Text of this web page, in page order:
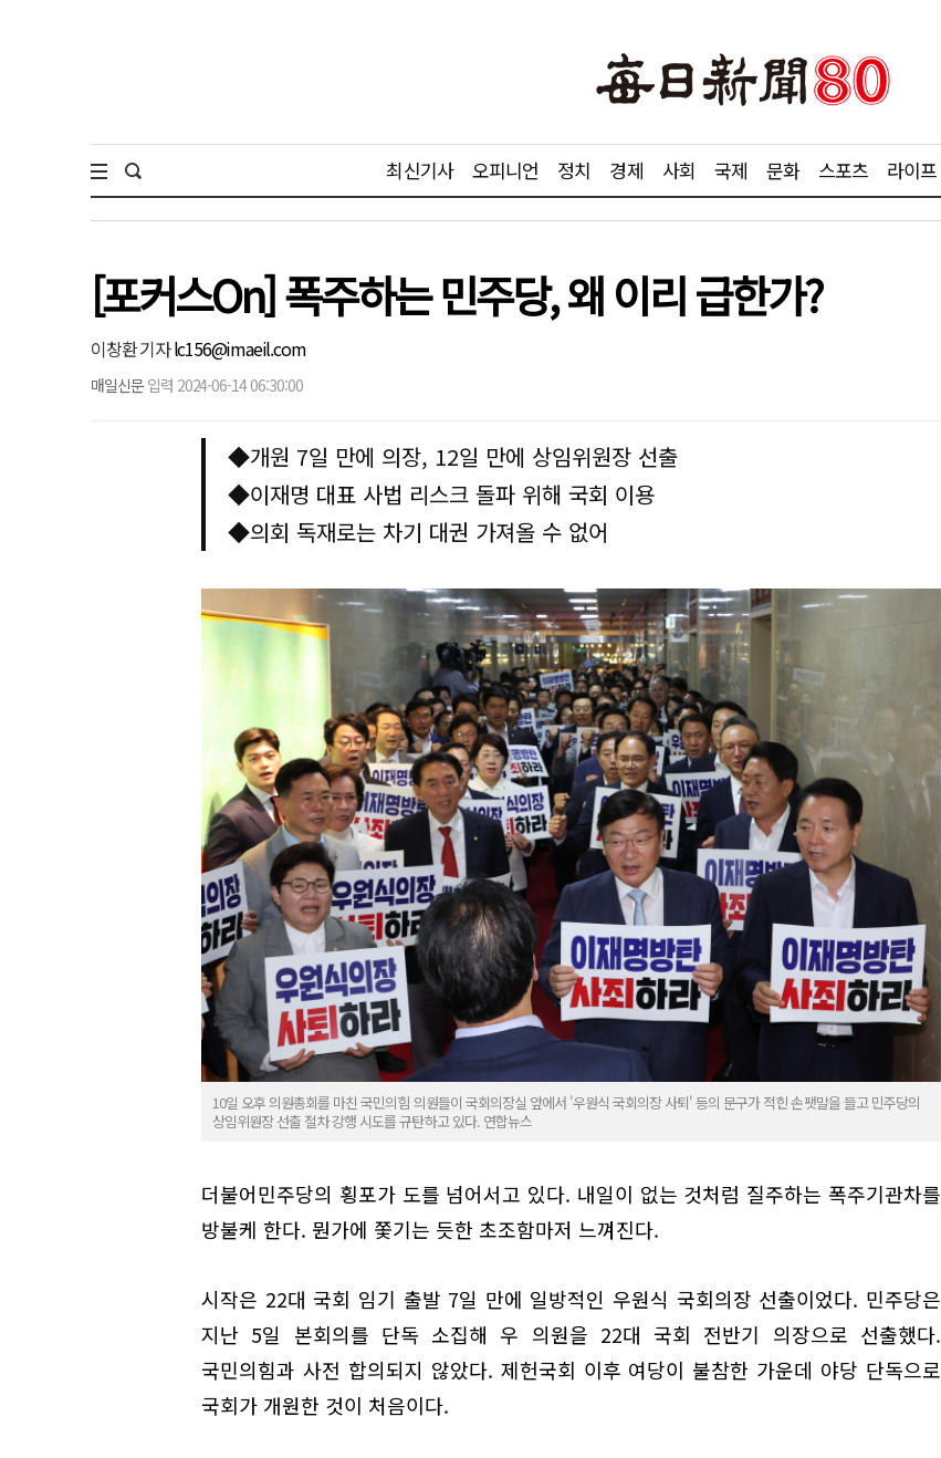
최신기사 오피니언 정치 경제 사회 국제 문화 스포츠 라이프
[포커스On] 폭주하는 민주당, 왜 이리 급한가?
이창환 기자lc156@imaeil.com
매일신문 입력 2024-06-14 06:30:00
◆개원 7일 만에 의장, 12일 만에 상임위원장 선출
◆이재명 대표 사법 리스크 돌파 위해 국회 이용
◆의회 독재로는 차기 대권 가져올 수 없어
10일 오후 의원총회를 마친 국민의힘 의원들이 국회의장실 앞에서 '우원식 국회의장 사퇴' 등의 문구가 적힌 손팻말을 들고 민주당의
상임위원장 선출 절차 강행 시도를 규탄하고 있다. 연합뉴스
더불어민주당의 횡포가 도를 넘어서고 있다. 내일이 없는 것처럼 질주하는 폭주기관차를
방불케 한다. 뭔가에 쫓기는 듯한 초조함마저 느껴진다.
시작은 22대 국회 임기 출발 7일 만에 일방적인 우원식 국회의장 선출이었다. 민주당은
지난 5일 본회의를 단독 소집해 우 의원을 22대 국회 전반기 의장으로 선출했다.
국민의힘과 사전 합의되지 않았다. 제헌국회 이후 여당이 불참한 가운데 야당 단독으로
국회가 개원한 것이 처음이다.